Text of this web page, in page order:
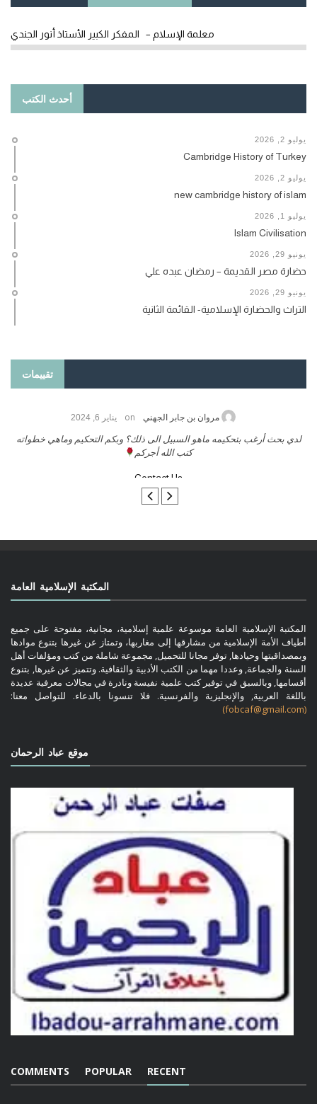
معلمة الإسلام – المفكر الكبير الأستاذ أنور الجندي
أحدث الكتب
يوليو 2, 2026
Cambridge History of Turkey
يوليو 2, 2026
new cambridge history of islam
يوليو 1, 2026
Islam Civilisation
يونيو 29, 2026
حضارة مصر القديمة – رمضان عبده علي
يونيو 29, 2026
التراث والحضارة الإسلامية- القائمة الثانية
تقييمات
لدي بحث أرغب
حامد الزريقي on يناير 25, 2026
عليكم ورحمة الله وبركاتة أرغب بنشر كتابي معكم
المكتبة الإسلامية العامة
المكتبة الإسلامية العامة موسوعة علمية إسلامية، مجانية، مفتوحة على جميع
أطياف الأمة الإسلامية من مشارقها إلى مغاربها، وتمتاز عن غيرها بتنوع موادها
وبمصداقيتها وحيادها, توفر مجانا للتحميل, مجموعة شاملة من كتب ومؤلفات أهل
السنة والجماعة, وعددا مهما من الكتب الأدبية والثقافية. وتتميز عن غيرها, بتنوع
أقسامها, وبالسبق في توفير كتب علمية نفيسة ونادرة في مجالات معرفية عديدة
باللغة العربية, والإنجليزية والفرنسية. فلا تنسونا بالدعاء. للتواصل معنا:
(fobcaf@gmail.com)
موقع عباد الرحمان
RECENT
POPULAR
COMMENTS